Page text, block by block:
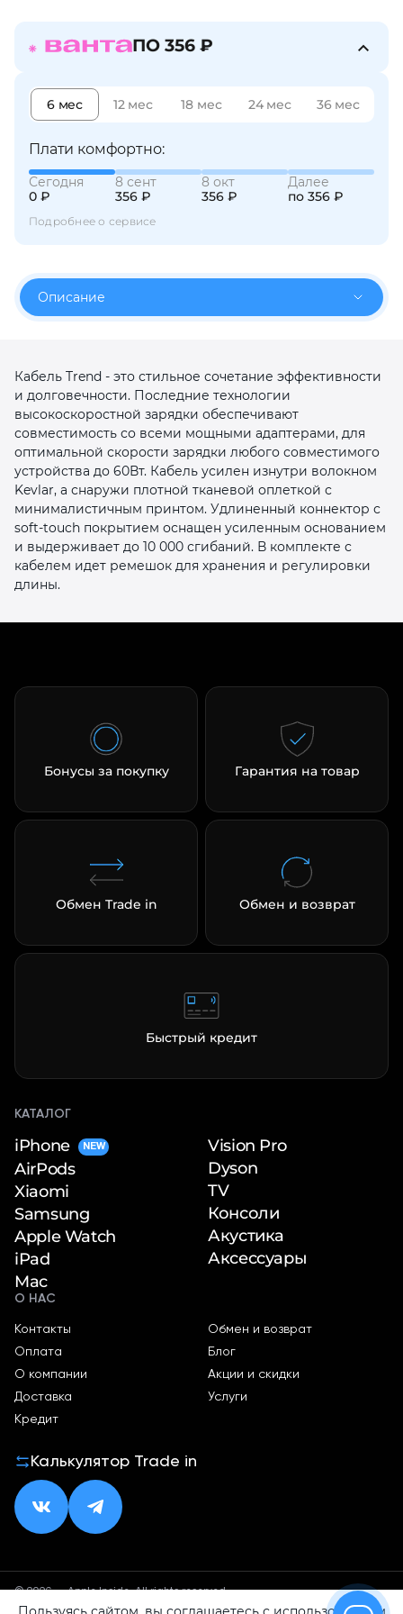
ПО 356 ₽
6 мес 12 мес 18 мес 24 мес 36 мес
Плати комфортно:
Сегодня
0 ₽
8 сент
356 ₽
8 окт
356 ₽
Далее
по 356 ₽
Подробнее о сервисе
Описание
Кабель Trend - это стильное сочетание эффективности
и долговечности. Последние технологии
высокоскоростной зарядки обеспечивают
совместимость со всеми мощными адаптерами, для
оптимальной скорости зарядки любого совместимого
устройства до 60Вт. Кабель усилен изнутри волокном
Kevlar, а снаружи плотной тканевой оплеткой с
минималистичным принтом. Удлиненный коннектор с
soft-touch покрытием оснащен усиленным основанием
и выдерживает до 10 000 сгибаний. В комплекте с
кабелем идет ремешок для хранения и регулировки
длины.
Бонусы за покупку Гарантия на товар
Обмен Trade in Обмен и возврат
Быстрый кредит
КАТАЛОГ
iPhone NEW
AirPods
Xiaomi
Samsung
Apple Watch
iPad
Mac
Vision Pro
Dyson
TV
Консоли
Акустика
Аксессуары
О НАС
Контакты
Оплата
О компании
Доставка
Кредит
Обмен и возврат
Блог
Акции и скидки
Услуги
Калькулятор Trade in
© 2026 — Apple Inside. All rights reserved.
недели
раз в 2 недели
Остались вопросы?